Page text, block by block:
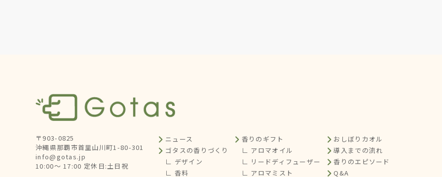
〒903-0825
沖縄県那覇市首里山川町1-80-301
info@gotas.jp
10:00～ 17:00 定休日:土日祝
ニュース
ゴタスの香りづくり
∟ デザイン
∟ 香料
香りのギフト
∟ アロマオイル
∟ リードディフューザー
∟ アロマミスト
おしぼりカオル
導入までの流れ
香りのエピソード
Q&A